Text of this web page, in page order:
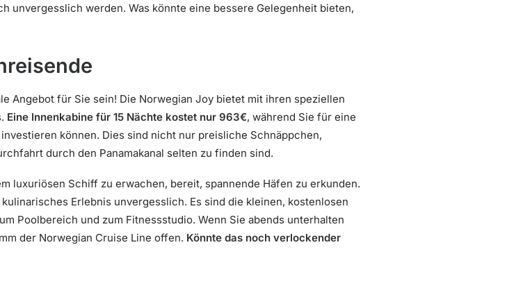
unvergesslich werden. Was könnte eine bessere Gelegenheit bieten,
Angebot für Sie sein! Die Norwegian Joy bietet mit ihren speziellen
Eine Innenkabine für 15 Nächte kostet nur 963€, während Sie für eine
können. Dies sind nicht nur preisliche Schnäppchen,
durch den Panamakanal selten zu finden sind.
luxuriösen Schiff zu erwachen, bereit, spannende Häfen zu erkunden.
Erlebnis unvergesslich. Es sind die kleinen, kostenlosen
Poolbereich und zum Fitnessstudio. Wenn Sie abends unterhalten
der Norwegian Cruise Line offen. Könnte das noch verlockender